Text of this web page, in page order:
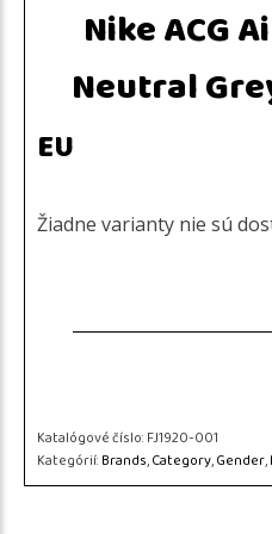
Nike ACG
Neutral
EU
Žiadne varianty nie sú
Katalógové číslo:FJ1920-001
Kategórií:Brands,Category,Gender,